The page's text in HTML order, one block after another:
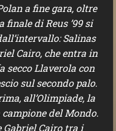
a fine gara, oltre
di Reus ’99 si
Salinas
Cairo, che entra in
secco Llaverola con
sul secondo palo.
all’Olimpiade, la
del Mondo.
Gabriel Cairo tra i